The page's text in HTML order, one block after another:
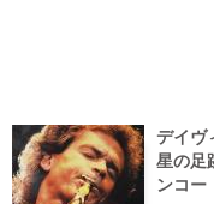
デイヴ
星の足
ンコー